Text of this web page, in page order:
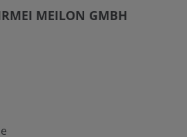
MEILON GMBH